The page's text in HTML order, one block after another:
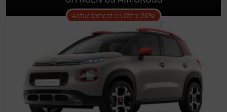
Actuellement en Offre 20%!offer